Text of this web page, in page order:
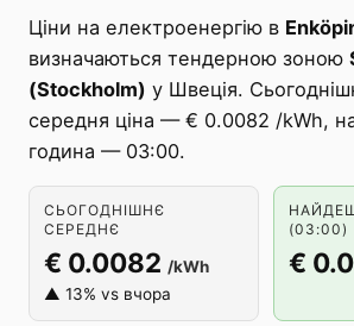
Ціни на електроенергію в
визначаються тендерною зоною
(Stockholm) у Швеція.
середня ціна — € 0.0082 /kWh,
година — 03:00.
СЬОГОДНІШНЄ
СЕРЕДНЄ
€ 0.0082 /kWh
▲ 13% vs вчора
(03:00)
€